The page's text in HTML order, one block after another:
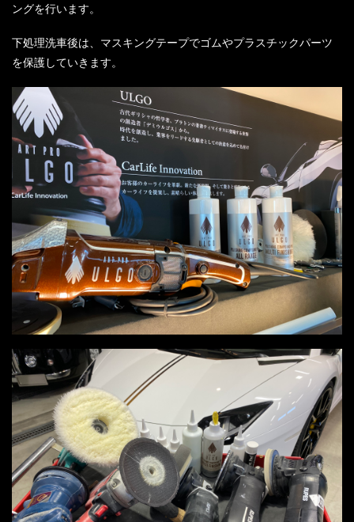
ングを行います。
下処理洗車後は、マスキングテープでゴムやプラスチックパーツ
を保護していきます。